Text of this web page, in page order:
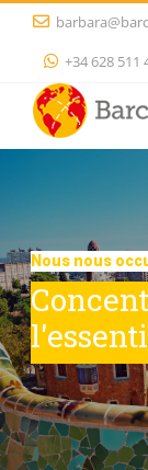
+34 628 511